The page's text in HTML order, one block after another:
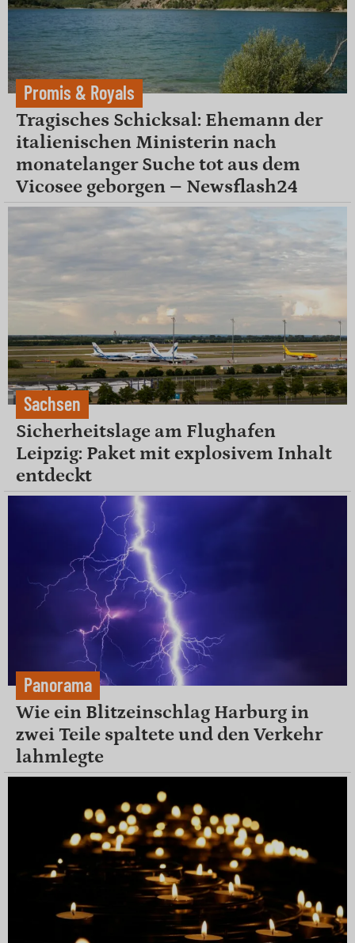
Promis & Royals
Tragisches Schicksal: Ehemann der
italienischen Ministerin nach
monatelanger Suche tot aus dem
Vicosee geborgen – Newsflash24
Sachsen
Sicherheitslage am Flughafen
Leipzig: Paket mit explosivem Inhalt
entdeckt
Panorama
Wie ein Blitzeinschlag Harburg in
zwei Teile spaltete und den Verkehr
lahmlegte